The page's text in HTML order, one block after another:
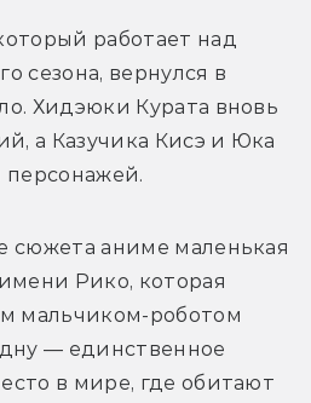
работает над
сезона, вернулся в
Хидэюки Курата вновь
а Казучика Кисэ и Юка
персонажей.
сюжета аниме маленькая
Рико, которая
мальчиком-роботом
— единственное
в мире, где обитают